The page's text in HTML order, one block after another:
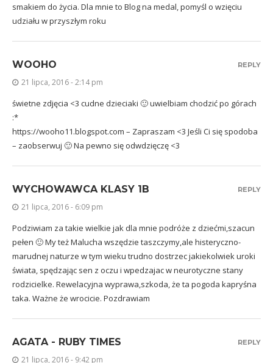
smakiem do życia. Dla mnie to Blog na medal, pomyśl o wzięciu
udziału w przyszłym roku
WOOHO
21 lipca, 2016 - 2:14 pm
świetne zdjęcia <3 cudne dzieciaki 🙂 uwielbiam chodzić po górach
:*
https://wooho11.blogspot.com – Zapraszam <3 Jeśli Ci się spodoba
– zaobserwuj 🙂 Na pewno się odwdzięczę <3
REPLY
WYCHOWAWCA KLASY 1B
21 lipca, 2016 - 6:09 pm
Podziwiam za takie wielkie jak dla mnie podróże z dziećmi,szacun
pełen 🙂 My też Malucha wszędzie taszczymy,ale histeryczno-
marudnej naturze w tym wieku trudno dostrzec jakiekolwiek uroki
świata, spędzając sen z oczu i wpedzajac w neurotyczne stany
rodzicielke. Rewelacyjna wyprawa,szkoda, że ta pogoda kapryśna
taka. Ważne że wrocicie. Pozdrawiam
REPLY
AGATA - RUBY TIMES
21 lipca, 2016 - 9:42 pm
REPLY